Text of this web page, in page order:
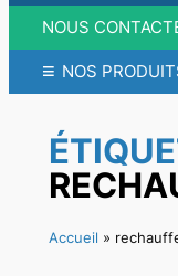
NOUS
≡ NOS
Accueil »